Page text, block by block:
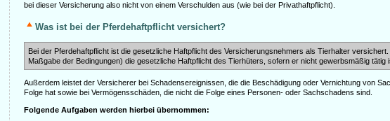
bei dieser Versicherung also nicht von einem Verschulden aus (wie bei der Privathaftpflicht).
Was ist bei der Pferdehaftpflicht versichert?
Bei der Pferdehaftpflicht ist die gesetzliche Haftpflicht des Versicherungsnehmers als Tierhalter
Maßgabe der Bedingungen) die gesetzliche Haftpflicht des Tierhüters, sofern er nicht gewerbsmäßig tätig
Außerdem leistet der Versicherer bei Schadensereignissen, die die Beschädigung oder Vernichtung von
Folge hat sowie bei Vermögensschäden, die nicht die Folge eines Personen- oder Sachschadens sind.
Folgende Aufgaben werden hierbei übernommen: